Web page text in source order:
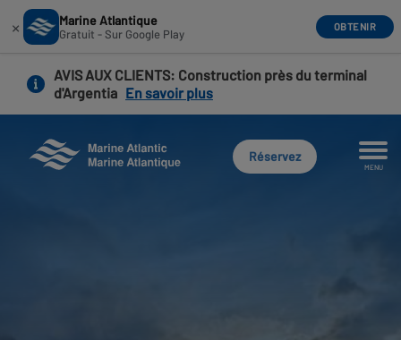
contenu
principal
× Marine Atlantique
Gratuit - Sur Google Play OBTENIR
AVIS AUX CLIENTS: Construction près du terminal
d'Argentia En savoir plus
Réservez
MENU